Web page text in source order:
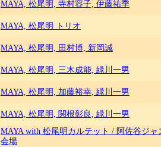
MAYA, 松尾明, 寺村容子, 伊藤祐季
MAYA, 松尾明 トリオ
MAYA, 松尾明, 田村博, 新岡誠
MAYA, 松尾明, 三木成能, 緑川一男
MAYA, 松尾明, 加藤裕幸, 緑川一男
MAYA, 松尾明, 関根彰良, 緑川一男
MAYA with 松尾明カルテット / 阿佐谷ジャ
会場